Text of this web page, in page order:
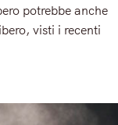
potrebbe anche
visti i recenti